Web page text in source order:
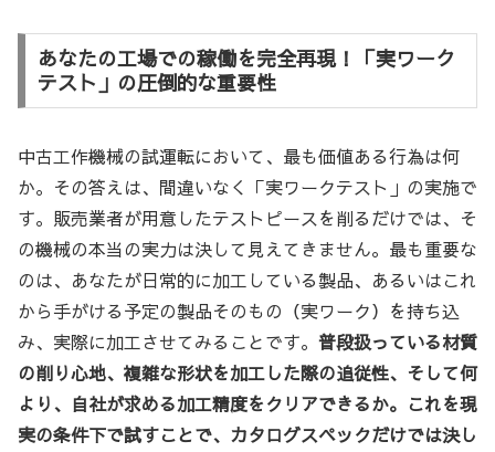
あなたの工場での稼働を完全再現！「実ワーク
テスト」の圧倒的な重要性
中古工作機械の試運転において、最も価値ある行為は何
か。その答えは、間違いなく「実ワークテスト」の実施で
す。販売業者が用意したテストピースを削るだけでは、そ
の機械の本当の実力は決して見えてきません。最も重要な
のは、あなたが日常的に加工している製品、あるいはこれ
から手がける予定の製品そのもの（実ワーク）を持ち込
み、実際に加工させてみることです。 普段扱っている材質
の削り心地、複雑な形状を加工した際の追従性、そして何
より、自社が求める加工精度をクリアできるか。これを現
実の条件下で試すことで、カタログスペックだけでは決し